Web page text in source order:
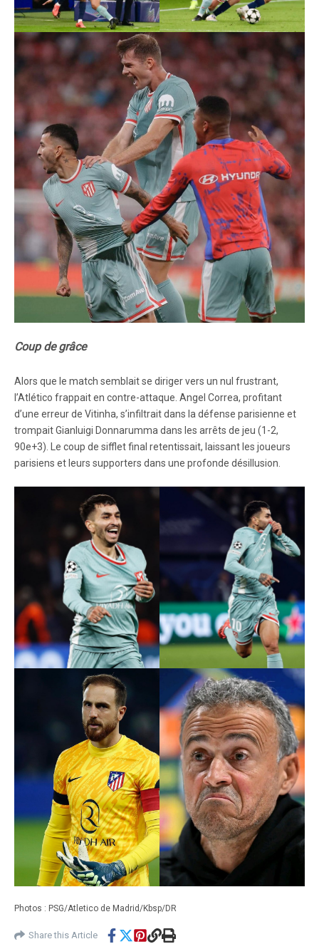
Coup de grâce
Alors que le match semblait se diriger vers un nul frustrant,
l’Atlético frappait en contre-attaque. Angel Correa, profitant
d’une erreur de Vitinha, s’infiltrait dans la défense parisienne et
trompait Gianluigi Donnarumma dans les arrêts de jeu (1-2,
90e+3). Le coup de sifflet final retentissait, laissant les joueurs
parisiens et leurs supporters dans une profonde désillusion.
Photos : PSG/Atletico de Madrid/Kbsp/DR
Share this Article